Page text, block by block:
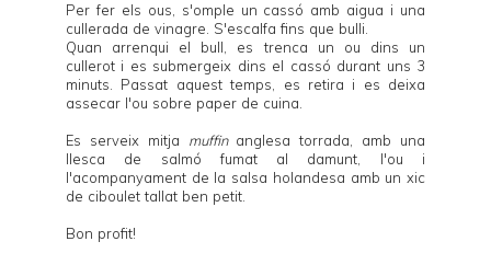
Per fer els ous, s'omple un cassó amb aigua i una
cullerada de vinagre. S'escalfa fins que bulli.
Quan arrenqui el bull, es trenca un ou dins un
cullerot i es submergeix dins el cassó durant uns 3
minuts. Passat aquest temps, es retira i es deixa
assecar l'ou sobre paper de cuina.
Es serveix mitja muffinanglesa torrada, amb una
llesca de salmó fumat al damunt, l'ou i
l'acompanyament de la salsa holandesa amb un xic
de ciboulet tallat ben petit.
Bon profit!